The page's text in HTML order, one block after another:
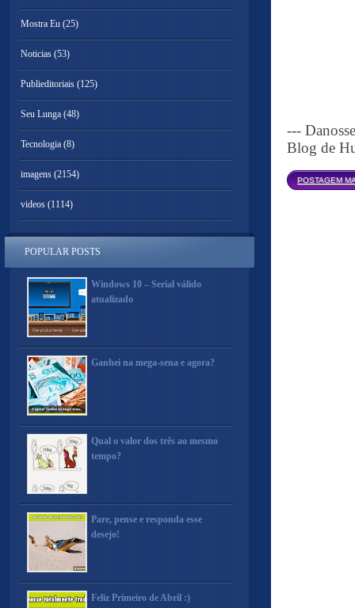
---
Blog de
POSTAGEM
Mostra Eu (25)
Noticias (53)
Publieditoriais (125)
Seu Lunga (48)
Tecnologia (8)
imagens (2154)
videos (1114)
POPULAR POSTS
Windows 10 – Serial válido
atualizado
Ganhei na mega-sena e agora?
Qual o valor dos três ao mesmo
tempo?
Pare, pense e responda esse
desejo!
Feliz Primeiro de Abril :)